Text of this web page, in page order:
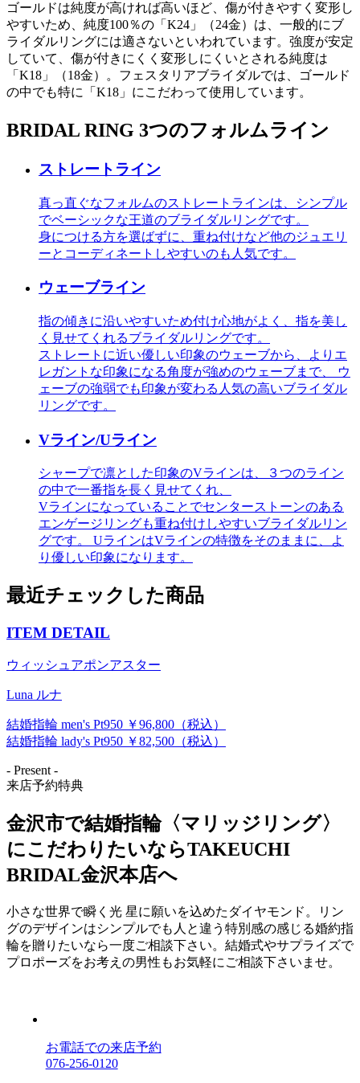
ゴールドは純度が高ければ高いほど、傷が付きやすく変形し
やすいため、純度100％の「K24」（24金）は、一般的にブ
ライダルリングには適さないといわれています。強度が安定
していて、傷が付きにくく変形しにくいとされる純度は
「K18」（18金）。フェスタリアブライダルでは、ゴールド
の中でも特に「K18」にこだわって使用しています。
BRIDAL RING 3つのフォルムライン
ストレートライン
真っ直ぐなフォルムのストレートラインは、シンプル
でベーシックな王道のブライダルリングです。
身につける方を選ばずに、重ね付けなど他のジュエリ
ーとコーディネートしやすいのも人気です。
ウェーブライン
指の傾きに沿いやすいため付け心地がよく、指を美し
く見せてくれるブライダルリングです。
ストレートに近い優しい印象のウェーブから、よりエ
レガントな印象になる角度が強めのウェーブまで、 ウ
ェーブの強弱でも印象が変わる人気の高いブライダル
リングです。
Vライン/Uライン
シャープで凛とした印象のVラインは、３つのライン
の中で一番指を長く見せてくれ、
Vラインになっていることでセンターストーンのある
エンゲージリングも重ね付けしやすいブライダルリン
グです。 UラインはVラインの特徴をそのままに、よ
り優しい印象になります。
最近チェックした商品
ITEM DETAIL
ウィッシュアポンアスター
Luna ルナ
結婚指輪 men's Pt950 ￥96,800（税込）
結婚指輪 lady's Pt950 ￥82,500（税込）
- Present -
来店予約特典
金沢市で結婚指輪〈マリッジリング〉
にこだわりたいならTAKEUCHI
BRIDAL金沢本店へ
小さな世界で瞬く光 星に願いを込めたダイヤモンド。リン
グのデザインはシンプルでも人と違う特別感の感じる婚約指
輪を贈りたいなら一度ご相談下さい。結婚式やサプライズで
プロポーズをお考えの男性もお気軽にご相談下さいませ。
お電話での来店予約
076-256-0120